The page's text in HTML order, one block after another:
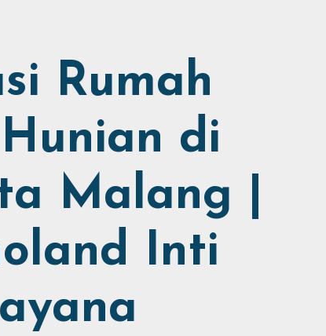
Rumah
di
Malang |
Inti